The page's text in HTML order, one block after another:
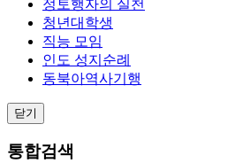
정토행자의 실천
청년대학생
직능 모임
인도 성지순례
동북아역사기행
닫기
통합검색